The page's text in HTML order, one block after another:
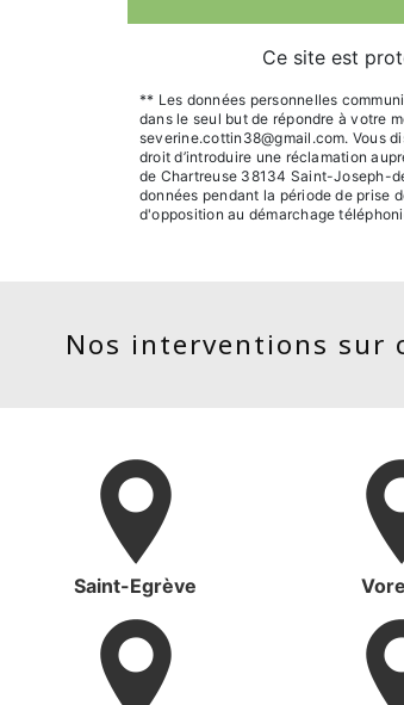
Ce site est
** Les données personnelles
dans le seul but de répondre à votre
severine.cottin38@gmail.com. Vous
droit d’introduire une réclamation
de Chartreuse 38134 Saint-Joseph-
données pendant la période de prise
d'opposition au démarchage
Nos interventions sur
Saint-Egrève